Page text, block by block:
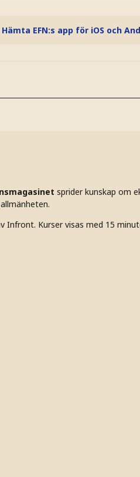
Hämta EFN:s app för iOS och
sprider kunskap om
Infront. Kurser visas med 15